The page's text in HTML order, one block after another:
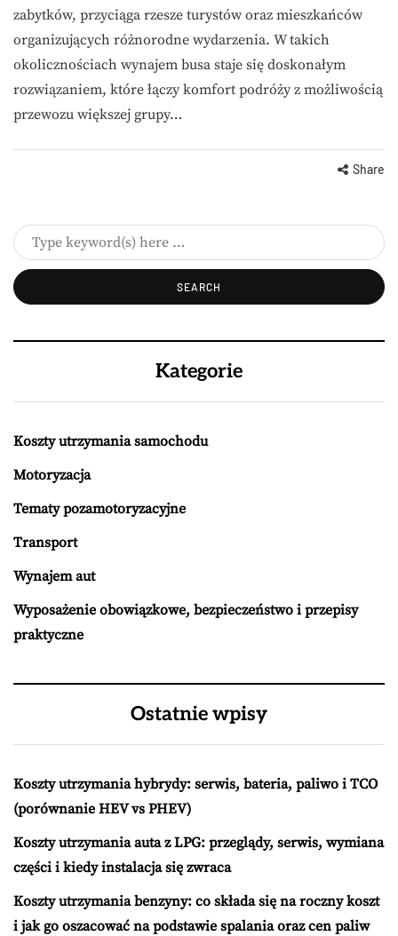
zabytków, przyciąga rzesze turystów oraz mieszkańców
organizujących różnorodne wydarzenia. W takich
okolicznościach wynajem busa staje się doskonałym
rozwiązaniem, które łączy komfort podróży z możliwością
przewozu większej grupy…
Share
Kategorie
Koszty utrzymania samochodu
Motoryzacja
Tematy pozamotoryzacyjne
Transport
Wynajem aut
Wyposażenie obowiązkowe, bezpieczeństwo i przepisy
praktyczne
Ostatnie wpisy
Koszty utrzymania hybrydy: serwis, bateria, paliwo i TCO
(porównanie HEV vs PHEV)
Koszty utrzymania auta z LPG: przeglądy, serwis, wymiana
części i kiedy instalacja się zwraca
Koszty utrzymania benzyny: co składa się na roczny koszt
i jak go oszacować na podstawie spalania oraz cen paliw